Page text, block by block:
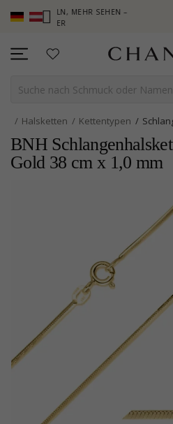
SAMMELN, MEHR SEHEN –
SIE HIER
Halsketten Kettentypen
BNH
Gold 38 cm x 1,0 mm